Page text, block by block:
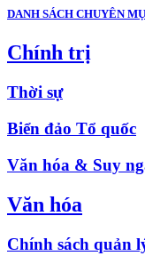
DANH SÁCH CHUYÊN
Chính trị
Thời sự
Biển đảo Tổ quốc
Văn hóa & Suy
Văn hóa
Chính sách quản